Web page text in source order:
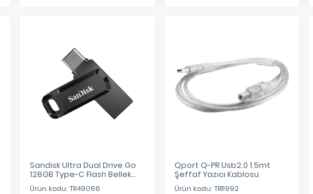
Sandisk Ultra Dual Drive Go
128GB Type-C Flash Bellek
SDDDC3-128G-G46
Ürün kodu: TR49066
Qport Q-PR Usb2.0 1.5mt
Şeffaf Yazıcı Kablosu
Ürün kodu: TR11992